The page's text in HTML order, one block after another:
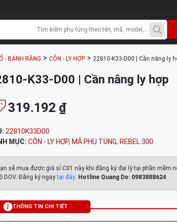
- BÁNH RĂNG > CÔN - LY HỢP > 22810-K33-D00 | Cần nâng ly
K33-D00 | Cần nâng ly hợp
319.192 ₫
22810K33D00
MỤC: CÔN - LY HỢP, MÃ PHỤ TÙNG, REBEL 300
sẽ mua được giá sỉ C01 này khi đăng ký đại lý tại phần mềm
DOV. Đăng ký ngaytại đây. Hotline Quang Do: 0983888624
THÔNG TIN CHI TIẾT